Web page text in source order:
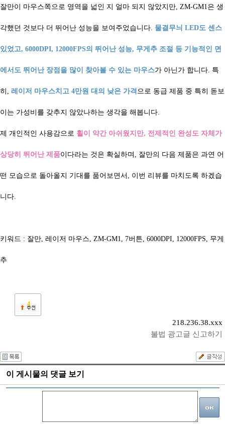
잘만이 마우스쪽으로 영역을 넓인 지 얼마 되지 않았지만, ZM-GM1은 생
각했던 것보다 더 뛰어난 성능을 보여주었습니다. 물결무늬 LED도 센스
있었고, 6000DPI, 12000FPS의 뛰어난 성능, 무게추 조절 등 기능적인 면
에서도 뛰어난 장점을 많이 찾아볼 수 있는 마우스가 아닌가 합니다. 특
히, 레이저 마우스치고 4만원 대의 낮은 가격 으로 동급 제품 중 특히 돋보
이는 가성비를 갖추지 않았나하는 생각을 해봅니다.
제 개인적인 사용감으로 휠이 약간 아쉬웠지만, 전제적인 완성도 자체가
상당히 뛰어난 제품이다라는 것은 확실하며, 잘만의 다음 제품은 과연 어
떤 모습으로 돌아올지 기대를 품어보면서, 이번 리뷰를 마치도록 하겠습
니다.
키워드 : 잘만, 레이저 마우스, ZM-GM1, 7버튼, 6000DPI, 12000FPS, 무게
추
4
218.236.38.xxx
불법 광고글 신고하기
이 게시물의 댓글 보기